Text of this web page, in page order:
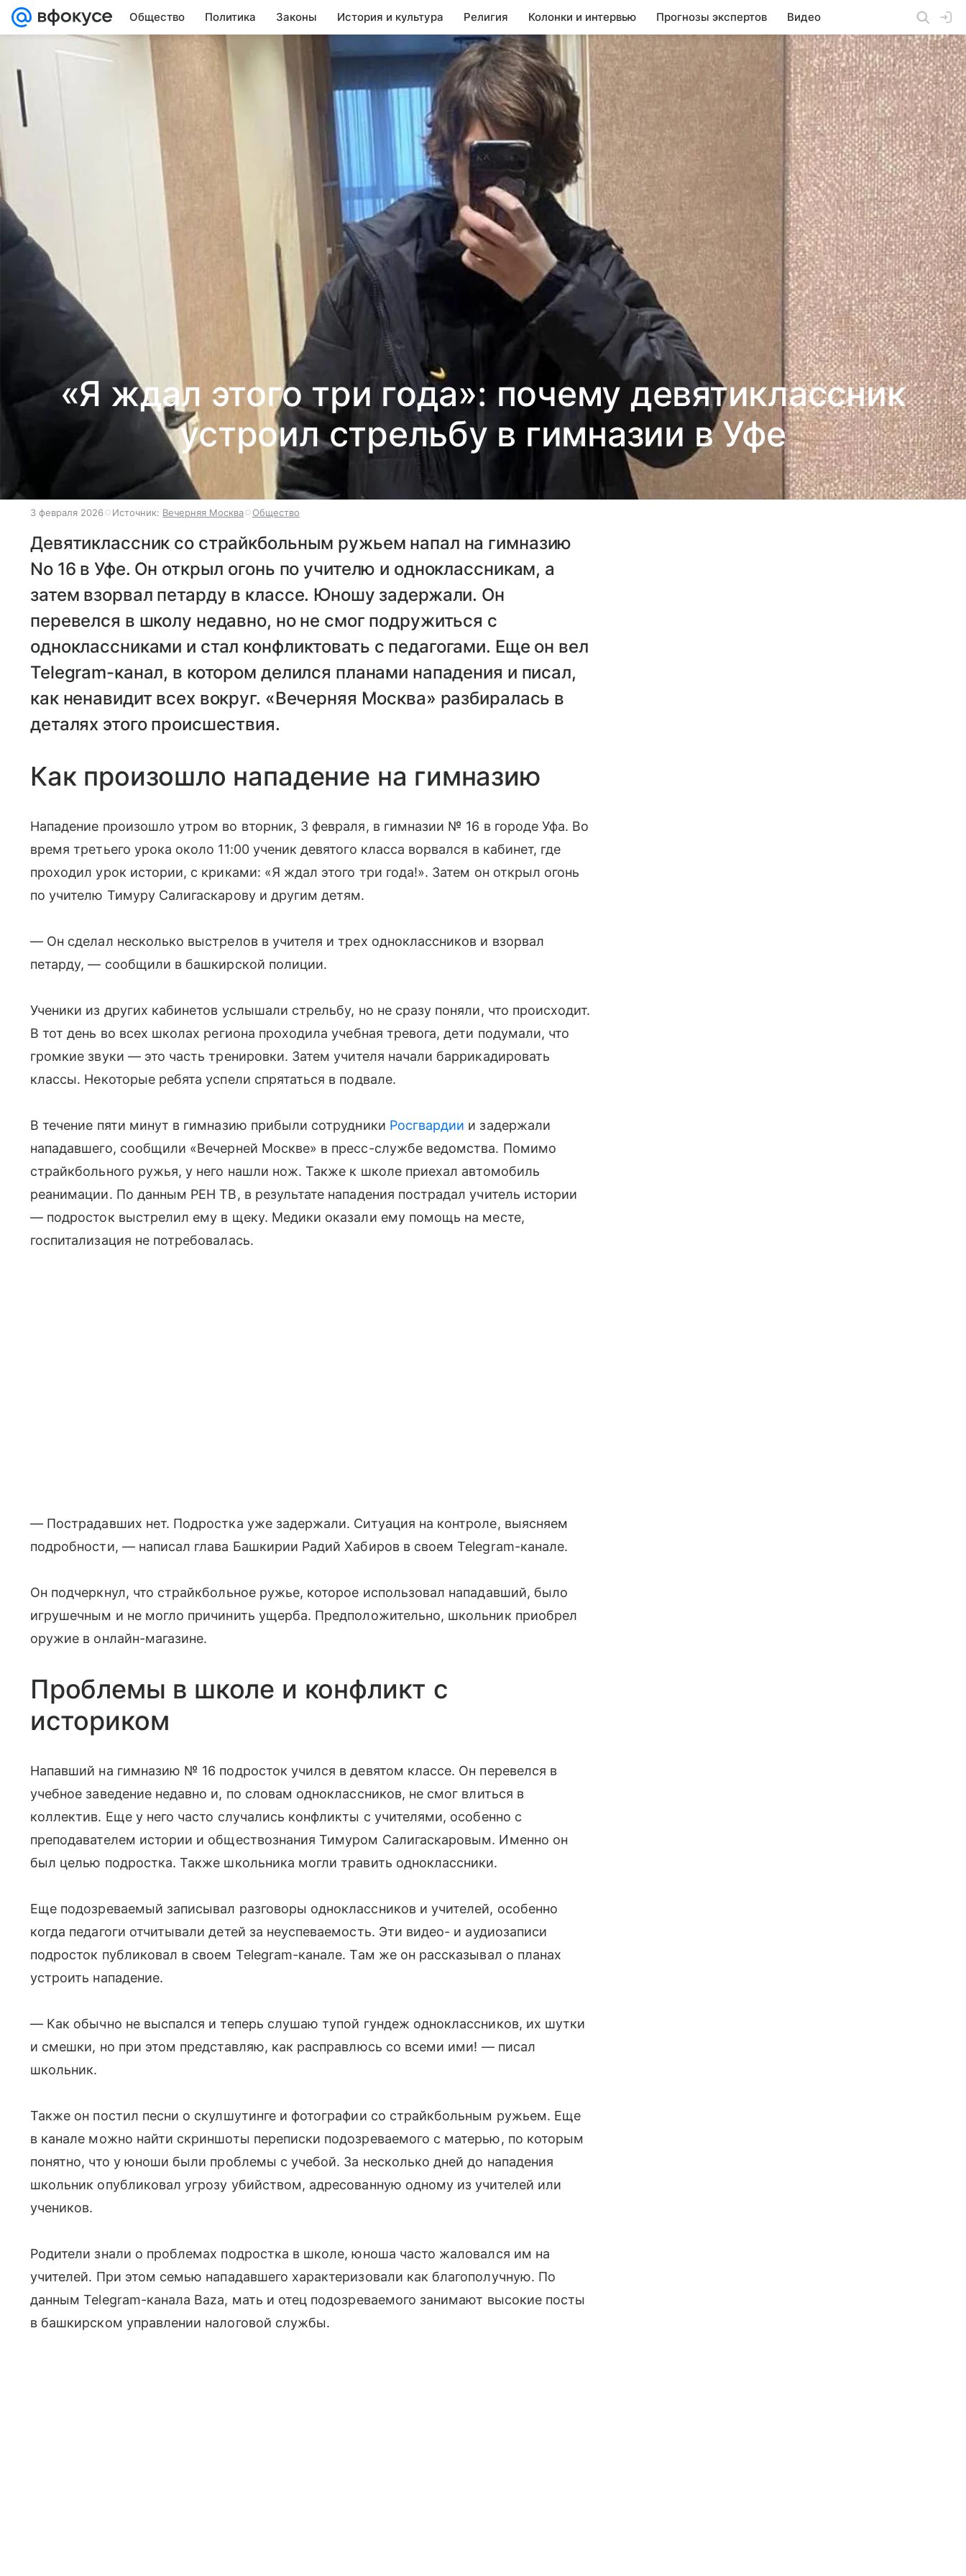
Общество Политика Законы История и культура Религия Колонки и интервью Прогнозы экспертов Видео
«Я ждал этого три года»: почему девятиклассник
устроил стрельбу в гимназии в Уфе
3 февраля 2026 Источник: Вечерняя Москва Общество
Девятиклассник со страйкбольным ружьем напал на гимназию
No 16 в Уфе. Он открыл огонь по учителю и одноклассникам, а
затем взорвал петарду в классе. Юношу задержали. Он
перевелся в школу недавно, но не смог подружиться с
одноклассниками и стал конфликтовать с педагогами. Еще он вел
Telegram-канал, в котором делился планами нападения и писал,
как ненавидит всех вокруг. «Вечерняя Москва» разбиралась в
деталях этого происшествия.
Как произошло нападение на гимназию
Нападение произошло утром во вторник, 3 февраля, в гимназии № 16 в городе Уфа. Во
время третьего урока около 11:00 ученик девятого класса ворвался в кабинет, где
проходил урок истории, с криками: «Я ждал этого три года!». Затем он открыл огонь
по учителю Тимуру Салигаскарову и другим детям.
— Он сделал несколько выстрелов в учителя и трех одноклассников и взорвал
петарду, — сообщили в башкирской полиции.
Ученики из других кабинетов услышали стрельбу, но не сразу поняли, что происходит.
В тот день во всех школах региона проходила учебная тревога, дети подумали, что
громкие звуки — это часть тренировки. Затем учителя начали баррикадировать
классы. Некоторые ребята успели спрятаться в подвале.
В течение пяти минут в гимназию прибыли сотрудники Росгвардии и задержали
нападавшего, сообщили «Вечерней Москве» в пресс-службе ведомства. Помимо
страйкбольного ружья, у него нашли нож. Также к школе приехал автомобиль
реанимации. По данным РЕН ТВ, в результате нападения пострадал учитель истории
— подросток выстрелил ему в щеку. Медики оказали ему помощь на месте,
госпитализация не потребовалась.
— Пострадавших нет. Подростка уже задержали. Ситуация на контроле, выясняем
подробности, — написал глава Башкирии Радий Хабиров в своем Telegram-канале.
Он подчеркнул, что страйкбольное ружье, которое использовал нападавший, было
игрушечным и не могло причинить ущерба. Предположительно, школьник приобрел
оружие в онлайн-магазине.
Проблемы в школе и конфликт с
историком
Напавший на гимназию № 16 подросток учился в девятом классе. Он перевелся в
учебное заведение недавно и, по словам одноклассников, не смог влиться в
коллектив. Еще у него часто случались конфликты с учителями, особенно с
преподавателем истории и обществознания Тимуром Салигаскаровым. Именно он
был целью подростка. Также школьника могли травить одноклассники.
Еще подозреваемый записывал разговоры одноклассников и учителей, особенно
когда педагоги отчитывали детей за неуспеваемость. Эти видео- и аудиозаписи
подросток публиковал в своем Telegram-канале. Там же он рассказывал о планах
устроить нападение.
— Как обычно не выспался и теперь слушаю тупой гундеж одноклассников, их шутки
и смешки, но при этом представляю, как расправлюсь со всеми ими! — писал
школьник.
Также он постил песни о скулшутинге и фотографии со страйкбольным ружьем. Еще
в канале можно найти скриншоты переписки подозреваемого с матерью, по которым
понятно, что у юноши были проблемы с учебой. За несколько дней до нападения
школьник опубликовал угрозу убийством, адресованную одному из учителей или
учеников.
Родители знали о проблемах подростка в школе, юноша часто жаловался им на
учителей. При этом семью нападавшего характеризовали как благополучную. По
данным Telegram-канала Baza, мать и отец подозреваемого занимают высокие посты
в башкирском управлении налоговой службы.